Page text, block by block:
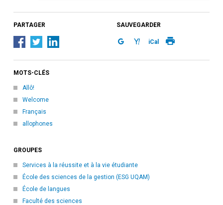
PARTAGER SAUVEGARDER
iCal
MOTS-CLÉS
Allô!
Welcome
Français
allophones
GROUPES
Services à la réussite et à la vie étudiante
École des sciences de la gestion (ESG UQAM)
École de langues
Faculté des sciences